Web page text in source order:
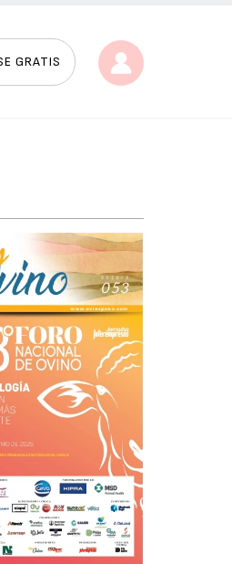
GRATIS